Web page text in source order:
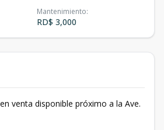
Mantenimiento:
RD$ 3,000
venta disponible próximo a la Ave.